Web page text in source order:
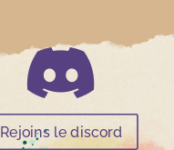

Rejoins le discord